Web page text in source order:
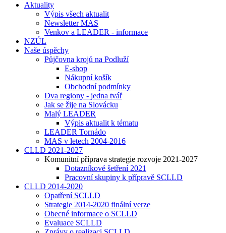
Aktuality
Výpis všech aktualit
Newsletter MAS
Venkov a LEADER - informace
NZÚL
Naše úspěchy
Půjčovna krojů na Podluží
E-shop
Nákupní košík
Obchodní podmínky
Dva regiony - jedna tvář
Jak se žije na Slovácku
Malý LEADER
Výpis aktualit k tématu
LEADER Tornádo
MAS v letech 2004-2016
CLLD 2021-2027
Komunitní příprava strategie rozvoje 2021-2027
Dotazníkové šetření 2021
Pracovní skupiny k přípravě SCLLD
CLLD 2014-2020
Opatření SCLLD
Strategie 2014-2020 finální verze
Obecné informace o SCLLD
Evaluace SCLLD